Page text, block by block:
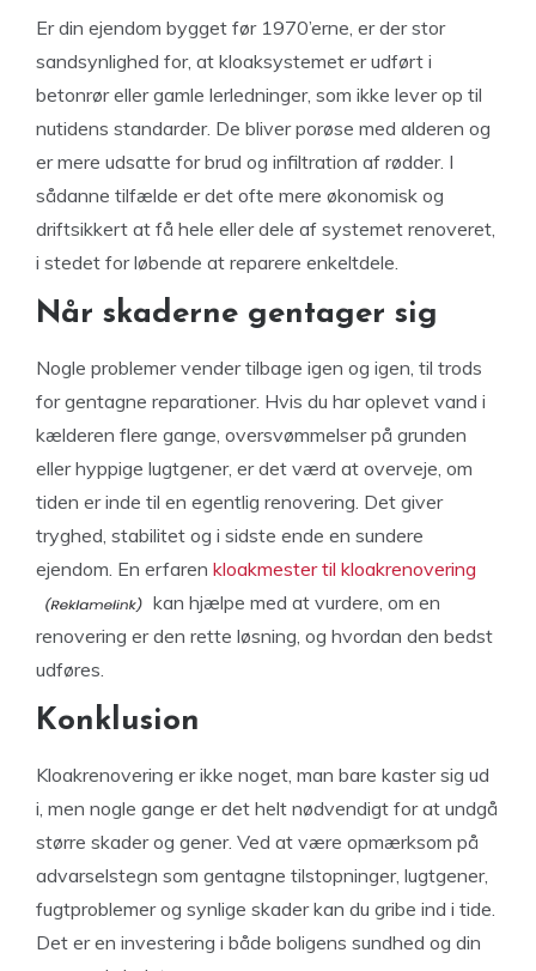
Er din ejendom bygget før 1970’erne, er der stor
sandsynlighed for, at kloaksystemet er udført i
betonrør eller gamle lerledninger, som ikke lever op til
nutidens standarder. De bliver porøse med alderen og
er mere udsatte for brud og infiltration af rødder. I
sådanne tilfælde er det ofte mere økonomisk og
driftsikkert at få hele eller dele af systemet renoveret,
i stedet for løbende at reparere enkeltdele.
Når skaderne gentager sig
Nogle problemer vender tilbage igen og igen, til trods
for gentagne reparationer. Hvis du har oplevet vand i
kælderen flere gange, oversvømmelser på grunden
eller hyppige lugtgener, er det værd at overveje, om
tiden er inde til en egentlig renovering. Det giver
tryghed, stabilitet og i sidste ende en sundere
ejendom. En erfaren kloakmester til kloakrenovering
kan hjælpe med at vurdere, om en
renovering er den rette løsning, og hvordan den bedst
udføres.
Konklusion
Kloakrenovering er ikke noget, man bare kaster sig ud
i, men nogle gange er det helt nødvendigt for at undgå
større skader og gener. Ved at være opmærksom på
advarselstegn som gentagne tilstopninger, lugtgener,
fugtproblemer og synlige skader kan du gribe ind i tide.
Det er en investering i både boligens sundhed og din